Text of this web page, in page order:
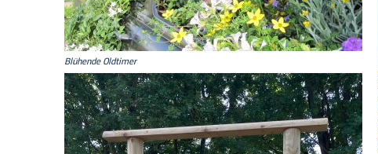
Blühende Oldtimer